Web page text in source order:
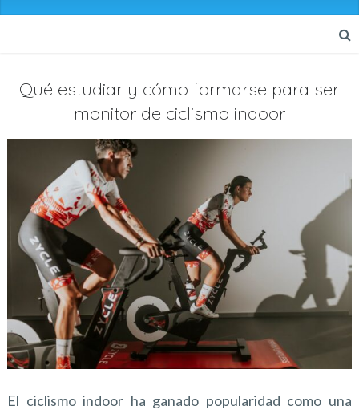
Qué estudiar y cómo formarse para ser
monitor de ciclismo indoor
El ciclismo indoor ha ganado popularidad como una